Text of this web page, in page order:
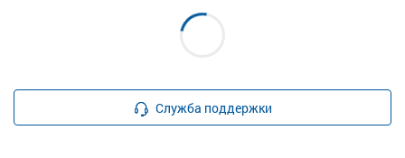
Служба поддержки